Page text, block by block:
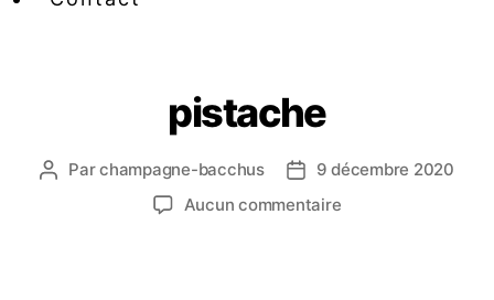
pistache
Parchampagne-bacchus
9 décembre 2020
Aucun commentaire